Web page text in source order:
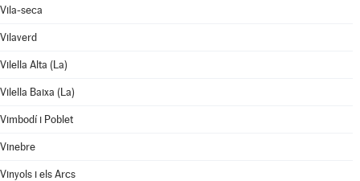
Vila-seca
Vilaverd
Vilella Alta (La)
Vilella Baixa (La)
Vimbodí i Poblet
Vinebre
Vinyols i els Arcs